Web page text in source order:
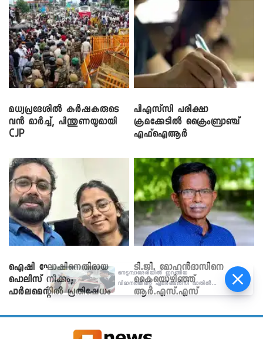
മധ്യപ്രദേശിൽ കർഷകരുടെ
വൻ മാർച്ച്, പിന്തുണയുമായി
CJP
പിഎസ്‌സി പരീക്ഷാ
ക്രമക്കേ‌ടിൽ ക്രൈംബ്രാഞ്ച്
എഫ്ഐആർ
ഐഷി ഘോഷിനെതിരായ
പൊലീസ് നീക്കം;
പാര്‍ലമെന്റിൽ പ്രതിഷേധം
ടി.ജി. മോഹൻദാസിനെ
കൈയൊഴിഞ്ഞ്
ആർ.എസ്.എസ്
നെടുമ്പാശേരിയിൽ ഇറങ്ങിയ
വിമാനത്തിന്റെ എമർജെൻസി വാതിൽ
തുറക്കാൻ ശ്രമം